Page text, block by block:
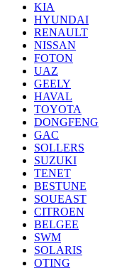
KIA
HYUNDAI
RENAULT
NISSAN
FOTON
UAZ
GEELY
HAVAL
TOYOTA
DONGFENG
GAC
SOLLERS
SUZUKI
TENET
BESTUNE
SOUEAST
CITROEN
BELGEE
SWM
SOLARIS
OTING